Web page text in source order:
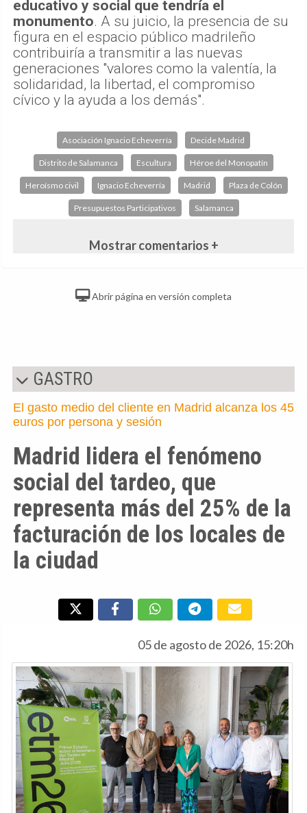
educativo y social que tendría el
monumento. A su juicio, la presencia de su
figura en el espacio público madrileño
contribuiría a transmitir a las nuevas
generaciones "valores como la valentía, la
solidaridad, la libertad, el compromiso
cívico y la ayuda a los demás".
Asociación Ignacio Echeverría Decide Madrid
Distrito de Salamanca Escultura Héroe del Monopatín
Heroísmo civil Ignacio Echeverría Madrid Plaza de Colón
Presupuestos Participativos Salamanca
Mostrar comentarios +
Abrir página en versión completa
GASTRO
El gasto medio del cliente en Madrid alcanza los 45
euros por persona y sesión
Madrid lidera el fenómeno
social del tardeo, que
representa más del 25% de la
facturación de los locales de
la ciudad
05 de agosto de 2026, 15:20h